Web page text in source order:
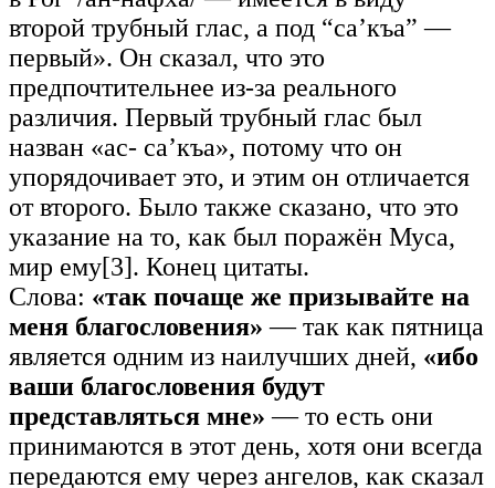
второй трубный глас, а под “са’къа” —
первый». Он сказал, что это
предпочтительнее из-за реального
различия. Первый трубный глас был
назван «ас- са’къа», потому что он
упорядочивает это, и этим он отличается
от второго. Было также сказано, что это
указание на то, как был поражён Муса,
мир ему[3]. Конец цитаты.
Слова: «так почаще же призывайте на
меня благословения» — так как пятница
является одним из наилучших дней, «ибо
ваши благословения будут
представляться мне» — то есть они
принимаются в этот день, хотя они всегда
передаются ему через ангелов, как сказал